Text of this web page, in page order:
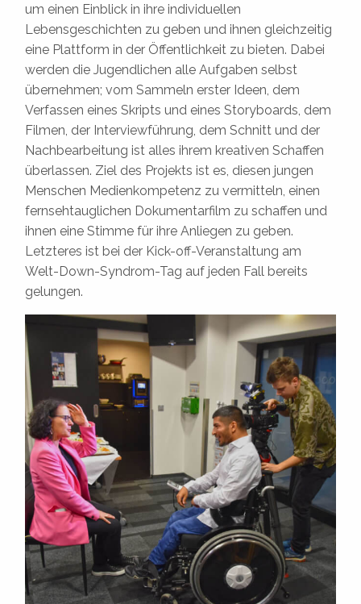
um einen Einblick in ihre individuellen
Lebensgeschichten zu geben und ihnen gleichzeitig
eine Plattform in der Öffentlichkeit zu bieten. Dabei
werden die Jugendlichen alle Aufgaben selbst
übernehmen; vom Sammeln erster Ideen, dem
Verfassen eines Skripts und eines Storyboards, dem
Filmen, der Interviewführung, dem Schnitt und der
Nachbearbeitung ist alles ihrem kreativen Schaffen
überlassen. Ziel des Projekts ist es, diesen jungen
Menschen Medienkompetenz zu vermitteln, einen
fernsehtauglichen Dokumentarfilm zu schaffen und
ihnen eine Stimme für ihre Anliegen zu geben.
Letzteres ist bei der Kick-off-Veranstaltung am
Welt-Down-Syndrom-Tag auf jeden Fall bereits
gelungen.